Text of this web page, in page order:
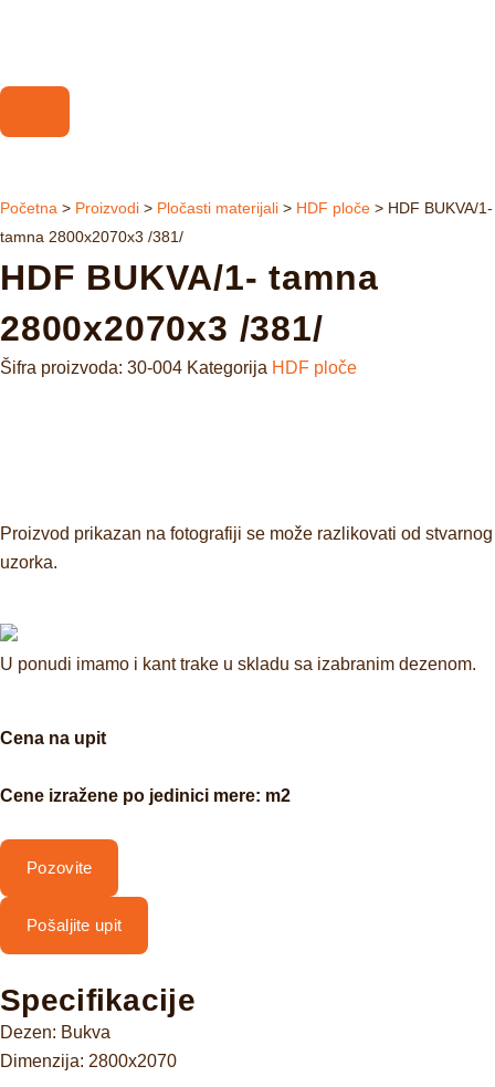
Početna > Proizvodi > Pločasti materijali > HDF ploče > HDF BUKVA/1-
tamna 2800x2070x3 /381/
HDF BUKVA/1- tamna
2800x2070x3 /381/
Šifra proizvoda: 30-004 Kategorija HDF ploče
Proizvod prikazan na fotografiji se može razlikovati od stvarnog
uzorka.
U ponudi imamo i kant trake u skladu sa izabranim dezenom.
Cena na upit
Cene izražene po jedinici mere: m2
Pozovite
Pošaljite upit
Specifikacije
Dezen: Bukva
Dimenzija: 2800x2070